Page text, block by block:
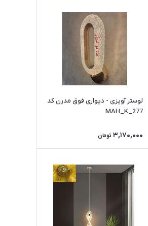
لوستر آویزی - دیواری فوق مدرن کد
MAH_K_277
3,170,000 تومان